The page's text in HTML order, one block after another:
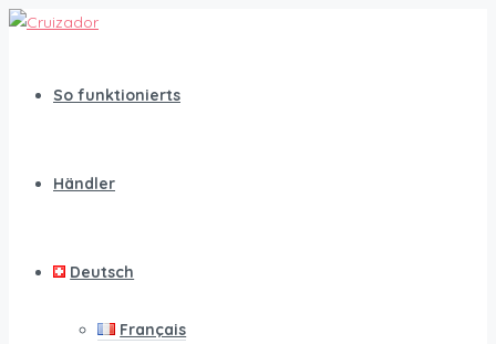
So funktionierts
Händler
Deutsch
Français